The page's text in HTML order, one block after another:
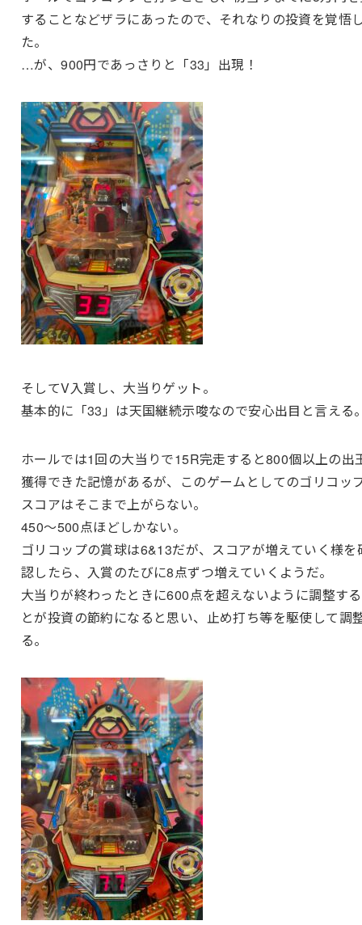
することなどザラにあったので、それなりの投資を覚悟
た。
…が、900円であっさりと「33」出現！
そしてV入賞し、大当りゲット。
基本的に「33」は天国継続示唆なので安心出目と言える
ホールでは1回の大当りで15R完走すると800個以上の出
獲得できた記憶があるが、このゲームとしてのゴリコッ
スコアはそこまで上がらない。
450～500点ほどしかない。
ゴリコップの賞球は6&13だが、スコアが増えていく様を
認したら、入賞のたびに8点ずつ増えていくようだ。
大当りが終わったときに600点を超えないように調整す
とが投資の節約になると思い、止め打ち等を駆使して調
る。